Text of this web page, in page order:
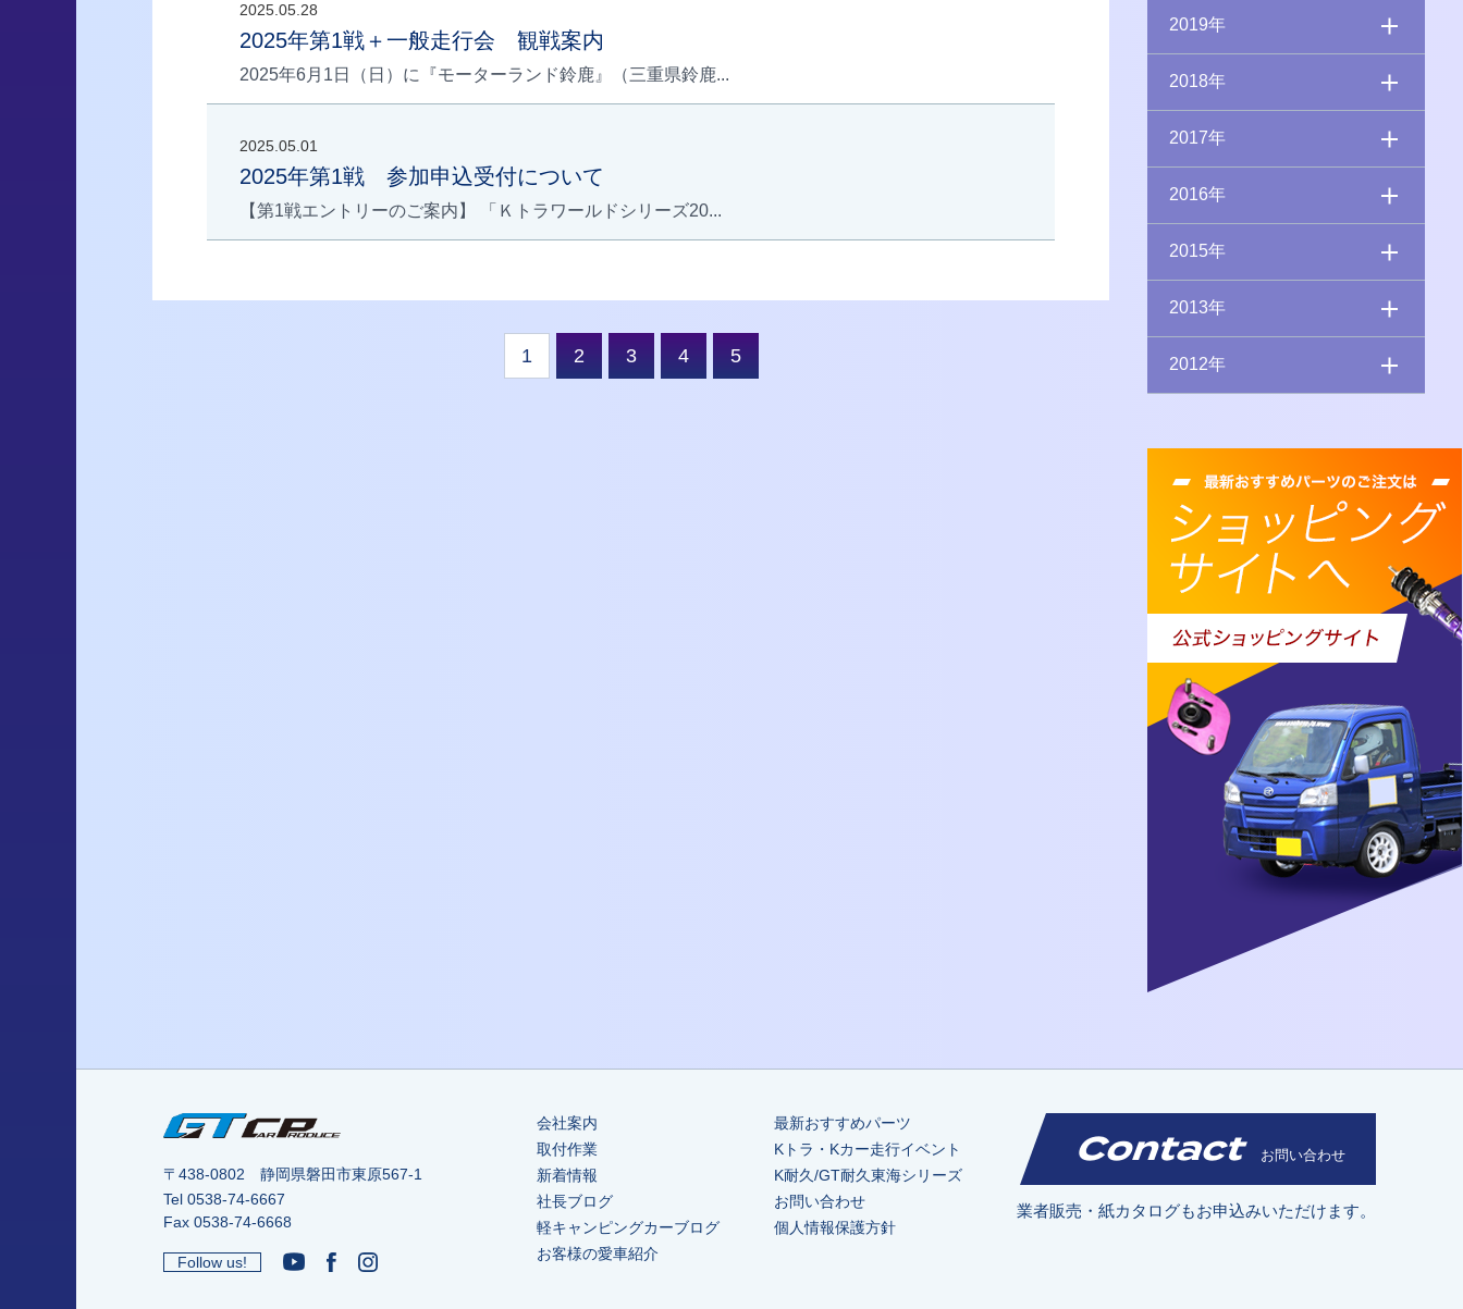
2025.05.28
2025年第1戦＋一般走行会 観戦案内
2025年6月1日（日）に『モーターランド鈴鹿』（三重県鈴鹿...
2025.05.01
2025年第1戦 参加申込受付について
【第1戦エントリーのご案内】 「Ｋトラワールドシリーズ20...
1 2 3 4 5
2019年
2018年
2017年
2016年
2015年
2013年
2012年
〒438-0802 静岡県磐田市東原567-1
Tel 0538-74-6667
Fax 0538-74-6668
Follow us!
会社案内
取付作業
新着情報
社長ブログ
軽キャンピングカーブログ
お客様の愛車紹介
最新おすすめパーツ
Kトラ・Kカー走行イベント
K耐久/GT耐久東海シリーズ
お問い合わせ
個人情報保護方針
Contact お問い合わせ
業者販売・紙カタログもお申込みいただけます。